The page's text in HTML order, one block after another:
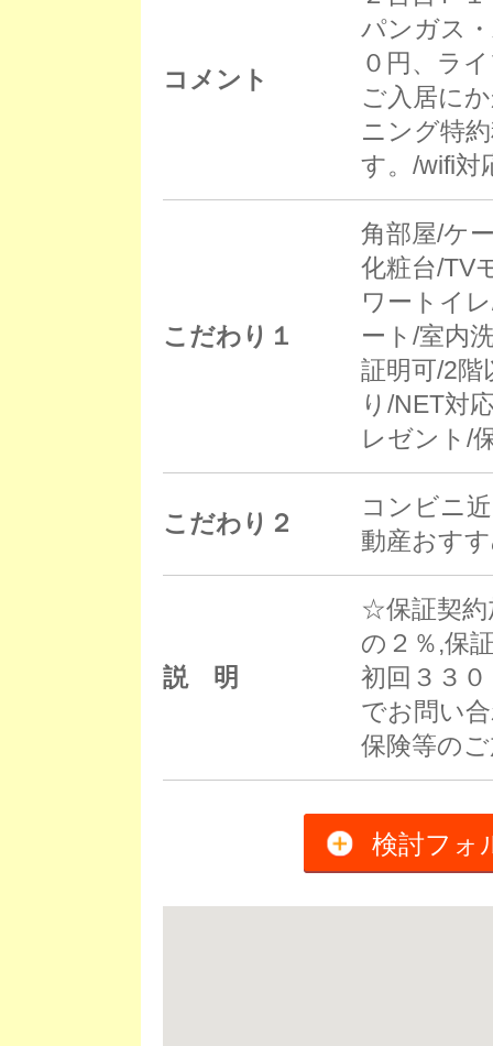
コメント
パンガス
０円、ラ
ご入居に
ニング特
す。/wifi
こだわり１
角部屋/ケ
化粧台/TV
ワートイ
ート/室内
証明可/2階
り/NET対
レゼント/
こだわり２
コンビニ
動産おす
説 明
☆保証契約
の２％,保
初回３３
でお問い
保険等の
検討フォ